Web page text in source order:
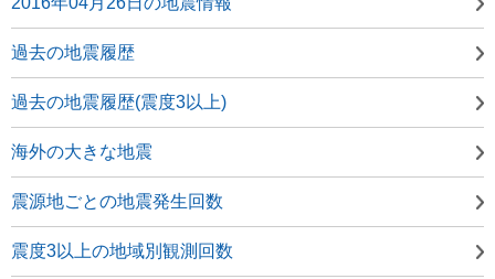
過去の地震履歴
過去の地震履歴(震度3以上)
海外の大きな地震
震源地ごとの地震発生回数
震度3以上の地域別観測回数